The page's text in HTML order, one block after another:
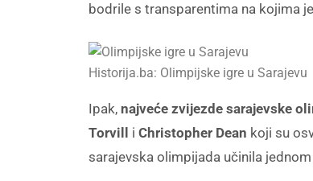
bodrile s transparentima na kojima
Historija.ba: Olimpijske igre u Sarajevu
Ipak, najveće zvijezde sarajevske
Torvill
i Christopher Dean koji su
sarajevska olimpijada učinila